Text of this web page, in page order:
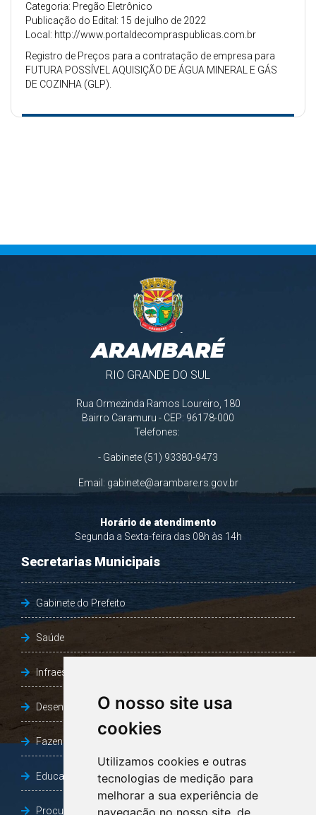
O nosso site usa
cookies
Utilizamos cookies e outras
tecnologias de medição para
melhorar a sua experiência de
navegação no nosso site, de
Categoria: Pregão Eletrônico
Publicação do Edital: 15 de julho de 2022
Local: http://www.portaldecompraspublicas.com.br
Registro de Preços para a contratação de empresa para
FUTURA POSSÍVEL AQUISIÇÃO DE ÁGUA MINERAL E GÁS
DE COZINHA (GLP).
ARAMBARÉ
RIO GRANDE DO SUL
Rua Ormezinda Ramos Loureiro, 180
Bairro Caramuru - CEP: 96178-000
Telefones:
- Gabinete (51) 93380-9473
Email: gabinete@arambare.rs.gov.br
Horário de atendimento
Segunda a Sexta-feira das 08h às 14h
Secretarias Municipais
Gabinete do Prefeito
Saúde
Infraestrutura, Agricultura e Meio Ambiente
Desenvolvimento Social
Fazenda e Desenvolvimento Econômico
Educação
Procuradoria Geral do Município